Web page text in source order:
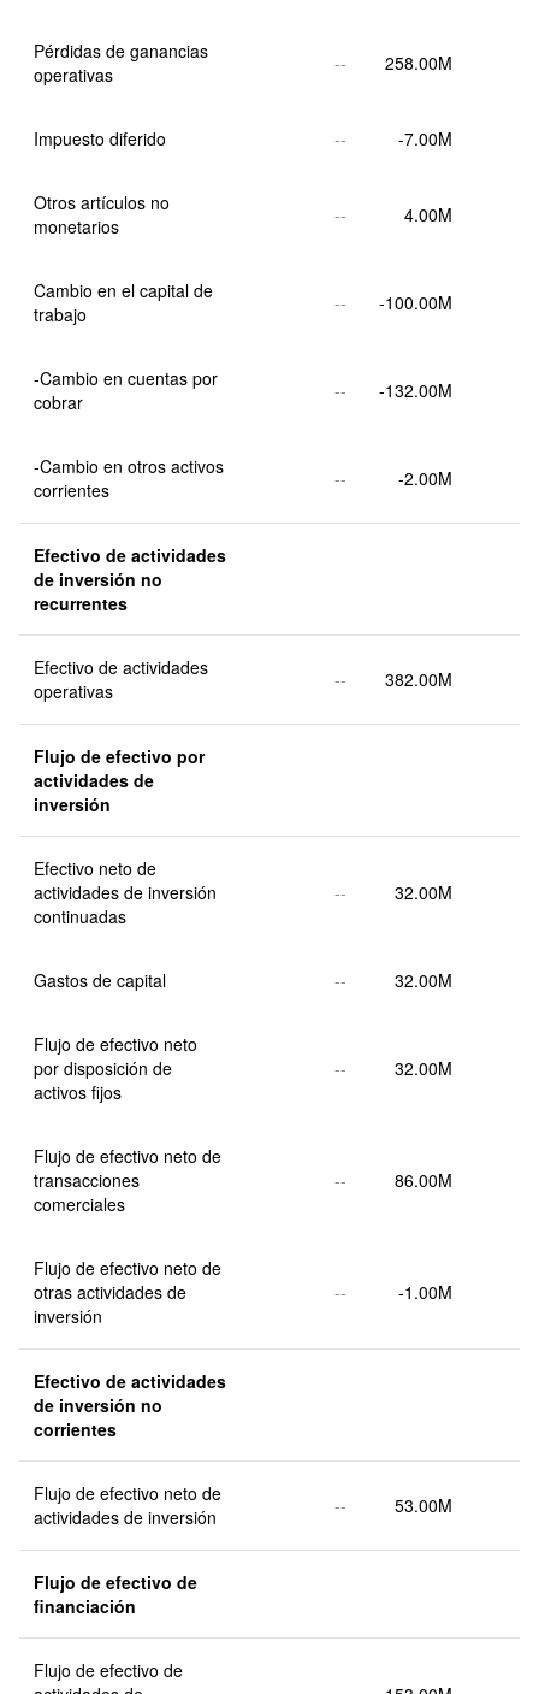
Pérdidas de ganancias
operativas
-- 258.00M
Impuesto diferido -- -7.00M
Otros artículos no
monetarios
-- 4.00M
Cambio en el capital de
trabajo
-- -100.00M
-Cambio en cuentas por
cobrar
-- -132.00M
-Cambio en otros activos
corrientes
-- -2.00M
Efectivo de actividades
de inversión no
recurrentes
Efectivo de actividades
operativas
-- 382.00M
Flujo de efectivo por
actividades de
inversión
Efectivo neto de
actividades de inversión
continuadas
-- 32.00M
Gastos de capital -- 32.00M
Flujo de efectivo neto
por disposición de
activos fijos
-- 32.00M
Flujo de efectivo neto de
transacciones
comerciales
-- 86.00M
Flujo de efectivo neto de
otras actividades de
inversión
-- -1.00M
Efectivo de actividades
de inversión no
corrientes
Flujo de efectivo neto de
actividades de inversión
-- 53.00M
Flujo de efectivo de
financiación
Flujo de efectivo de